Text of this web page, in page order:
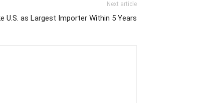
Next article
U.S. as Largest Importer Within 5 Years